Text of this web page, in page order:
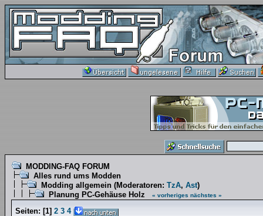
MODDING-FAQ FORUM
Alles rund ums Modden
Modding allgemein (Moderatoren: TzA, Ast)
Planung PC-Gehäuse Holz
« vorheriges nächstes »
Seiten: [1] 2 3 4